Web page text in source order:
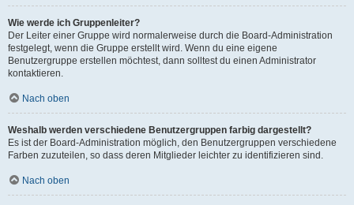
Wie werde ich Gruppenleiter?
Der Leiter einer Gruppe wird normalerweise durch die Board-Administration
festgelegt, wenn die Gruppe erstellt wird. Wenn du eine eigene
Benutzergruppe erstellen möchtest, dann solltest du einen Administrator
kontaktieren.
Nach oben
Weshalb werden verschiedene Benutzergruppen farbig dargestellt?
Es ist der Board-Administration möglich, den Benutzergruppen verschiedene
Farben zuzuteilen, so dass deren Mitglieder leichter zu identifizieren sind.
Nach oben